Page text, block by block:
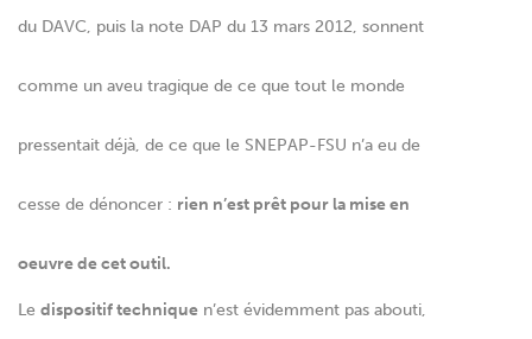
du DAVC, puis la note DAP du 13 mars 2012, sonnent
comme un aveu tragique de ce que tout le monde
pressentait déjà, de ce que le SNEPAP-FSU n’a eu de
cesse de dénoncer : rien n’est prêt pour la mise en
oeuvre de cet outil.
Le dispositif technique n’est évidemment pas abouti,